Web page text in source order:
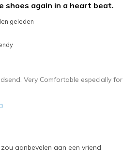
shoes again in a heart beat.
geleden
Very Comfortable especially for
zou aanbevelen aan een vriend